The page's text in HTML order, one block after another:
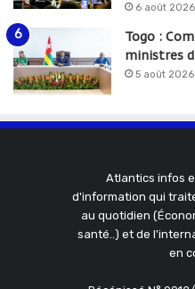
6 août 2026
Togo :
ministres
5 août 2026
Atlantics infos
d'information qui
au quotidien
santé..) et de
en